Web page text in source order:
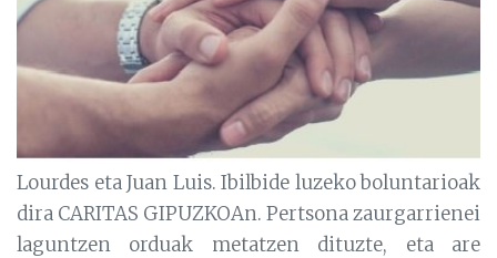
Lourdes eta Juan Luis. Ibilbide luzeko boluntarioak
dira CARITAS GIPUZKOAn. Pertsona zaurgarrienei
laguntzen orduak metatzen dituzte, eta are